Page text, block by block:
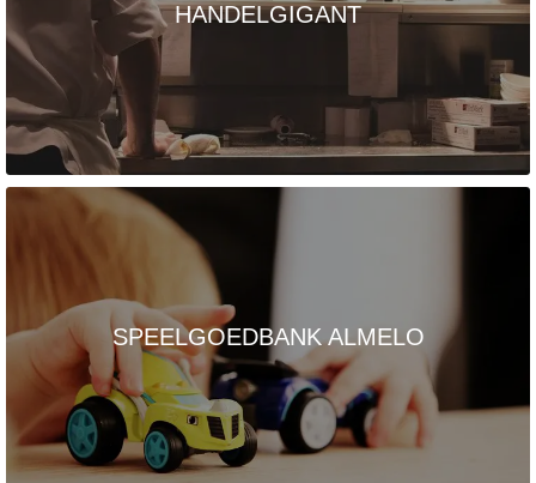
HANDELGIGANT
SPEELGOEDBANK ALMELO